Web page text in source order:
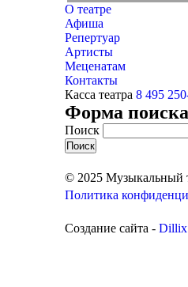
О театре
Афиша
Репертуар
Артисты
Меценатам
Контакты
Касса театра 8 495
Форма поиска
Поиск
© 2025 Музыкальный
Политика
Создание сайта - Dillix